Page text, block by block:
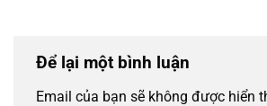
Để lại một bình luận
Email của bạn sẽ không được hiển